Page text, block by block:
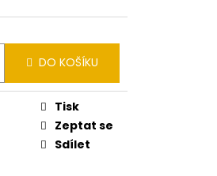
DO KOŠÍKU
Tisk
Zeptat se
Sdílet